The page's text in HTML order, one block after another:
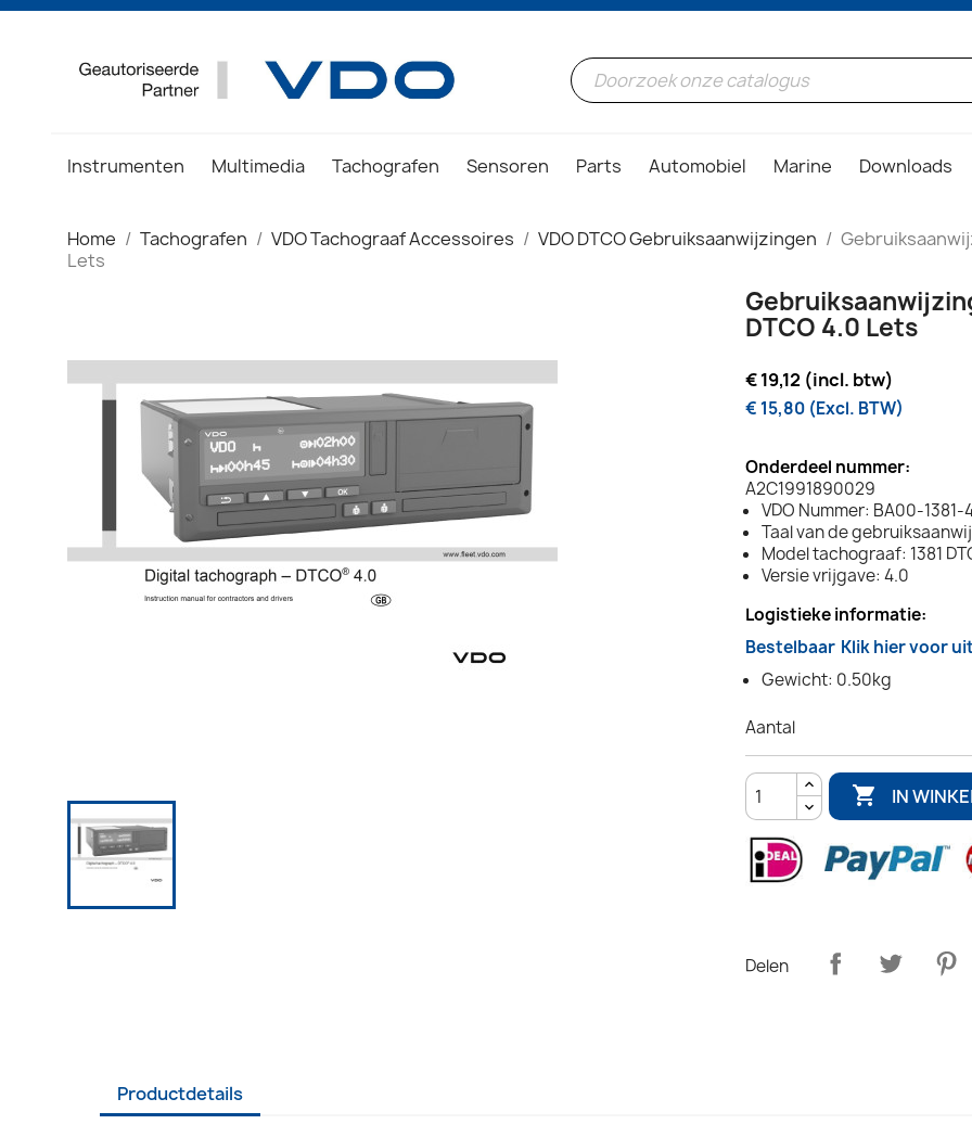
Instrumenten Multimedia Tachografen Sensoren Parts Automobiel Marine Downloads
Home Tachografen VDO Tachograaf Accessoires VDO DTCO Gebruiksaanwijzingen
Lets
DTCO 4.0 Lets
€ 19,12 (incl. btw)
€ 15,80 (Excl. BTW)
Onderdeel nummer:
A2C1991890029
VDO Nummer: BA00-1381-
Taal van de
Model tachograaf: 1381
Versie vrijgave: 4.0
Logistieke informatie:
Bestelbaar Klik hier voor
Gewicht: 0.50kg
Aantal
 IN
Delen
Productdetails